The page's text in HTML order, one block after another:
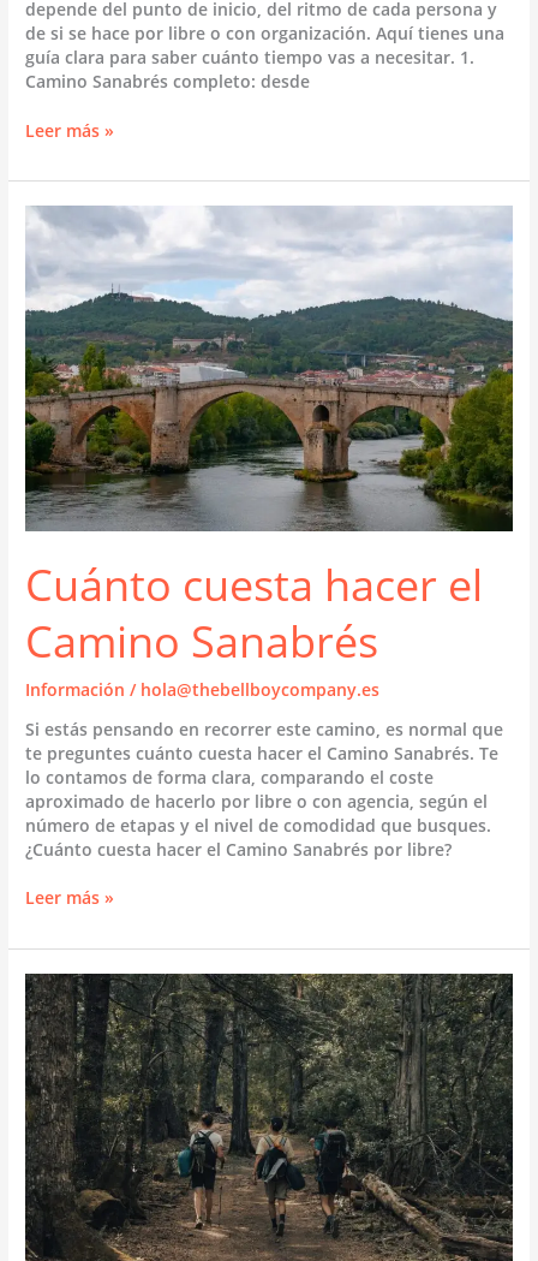
depende del punto de inicio, del ritmo de cada persona y
de si se hace por libre o con organización. Aquí tienes una
guía clara para saber cuánto tiempo vas a necesitar. 1.
Camino Sanabrés completo: desde
Cuántos
se
necesitan
para
el
Camino
Sanabrés
Leer más »
Cuánto cuesta hacer el
Camino Sanabrés
Información / hola@thebellboycompany.es
Si estás pensando en recorrer este camino, es normal que
te preguntes cuánto cuesta hacer el Camino Sanabrés. Te
lo contamos de forma clara, comparando el coste
aproximado de hacerlo por libre o con agencia, según el
número de etapas y el nivel de comodidad que busques.
¿Cuánto cuesta hacer el Camino Sanabrés por libre?
Cuánto
hacer
el
Camino
Sanabrés
Leer más »